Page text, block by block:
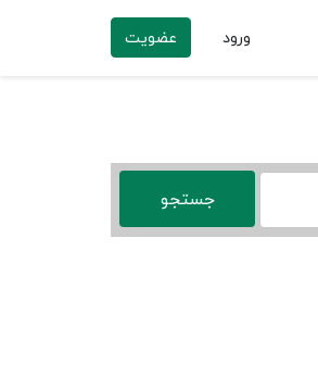
ورود عضویت